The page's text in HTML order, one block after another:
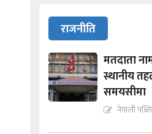
राजनीति
मतदाता
स्थानीय
समयसीमा
नेपाली